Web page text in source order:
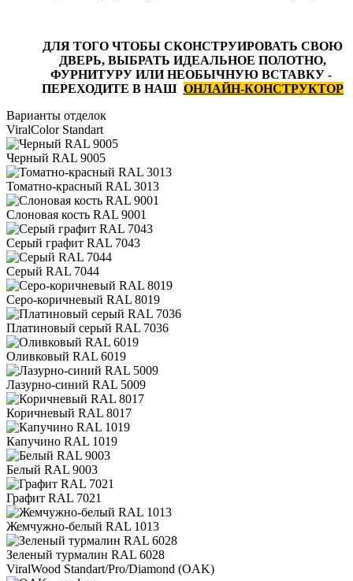
ДЛЯ ТОГО ЧТОБЫ СКОНСТРУИРОВАТЬ СВОЮ
ДВЕРЬ, ВЫБРАТЬ ИДЕАЛЬНОЕ ПОЛОТНО,
ФУРНИТУРУ ИЛИ НЕОБЫЧНУЮ ВСТАВКУ -
ПЕРЕХОДИТЕ В НАШ ОНЛАЙН-КОНСТРУКТОР
Варианты отделок
ViralColor Standart
Черный RAL 9005
Томатно-красный RAL 3013
Слоновая кость RAL 9001
Серый графит RAL 7043
Серый RAL 7044
Серо-коричневый RAL 8019
Платиновый серый RAL 7036
Оливковый RAL 6019
Лазурно-синий RAL 5009
Коричневый RAL 8017
Капучино RAL 1019
Белый RAL 9003
Графит RAL 7021
Жемчужно-белый RAL 1013
Зеленый турмалин RAL 6028
ViralWood Standart/Pro/Diamond (OAK)